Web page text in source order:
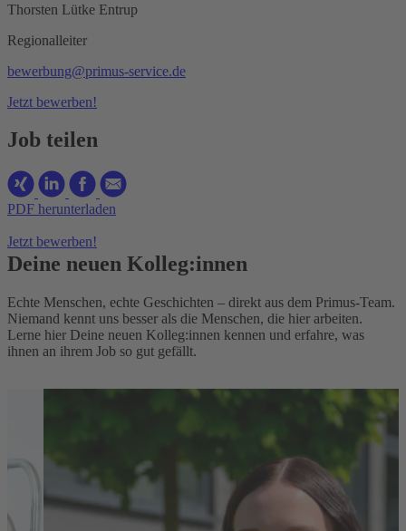
Thorsten Lütke Entrup
Regionalleiter
bewerbung@primus-service.de
Jetzt bewerben!
Job teilen
PDF herunterladen
Jetzt bewerben!
Deine neuen Kolleg:innen
Echte Menschen, echte Geschichten – direkt aus dem Primus-Team.
Niemand kennt uns besser als die Menschen, die hier arbeiten.
Lerne hier Deine neuen Kolleg:innen kennen und erfahre, was
ihnen an ihrem Job so gut gefällt.